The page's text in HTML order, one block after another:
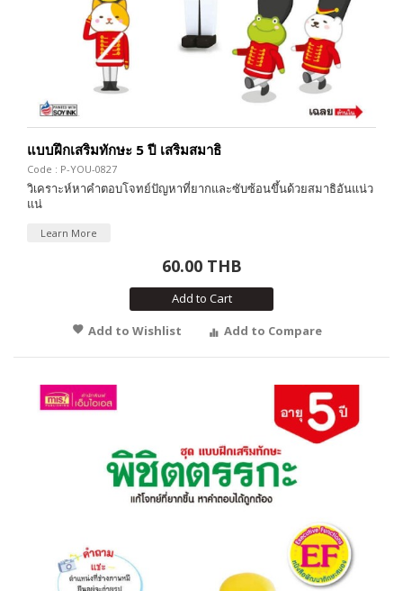
แบบฝึกเสริมทักษะ 5 ปี เสริมสมาธิ
Code : P-YOU-0827
วิเคราะห์หาคำตอบโจทย์ปัญหาที่ยากและซับซ้อนขึ้นด้วยสมาธิอันแน่ว
แน่
Learn More
60.00 THB
Add to Cart
Add to Wishlist
Add to Compare